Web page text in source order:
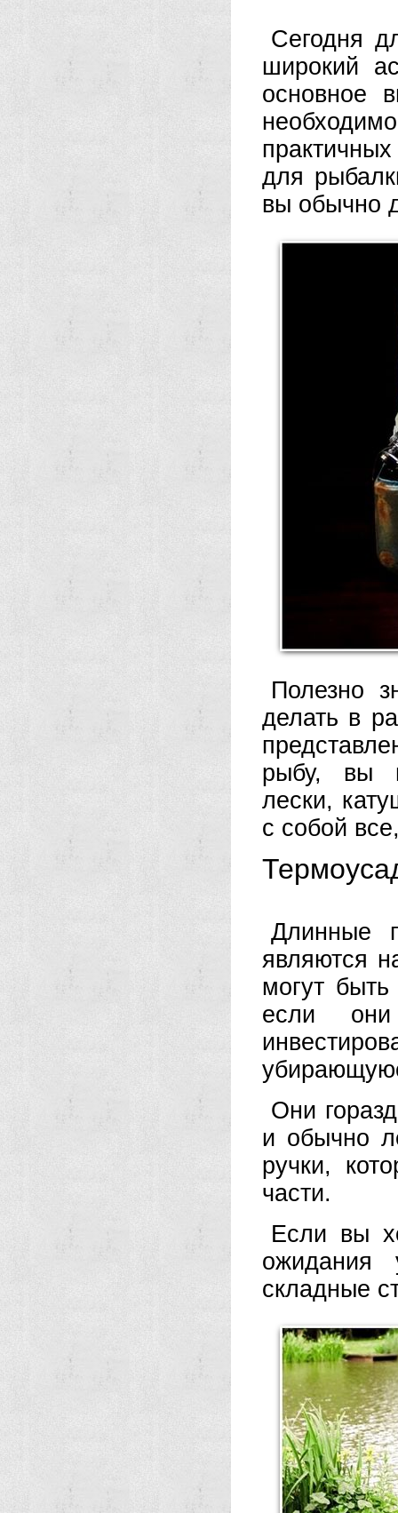
Сегодня
широкий
основное
для
вы обычно
Полезно
делать в
рыбу, вы
лески,
с собой
Длинные
являются
могут
если
Они
и обычно
ручки,
части.
Если вы
ожидания
складные